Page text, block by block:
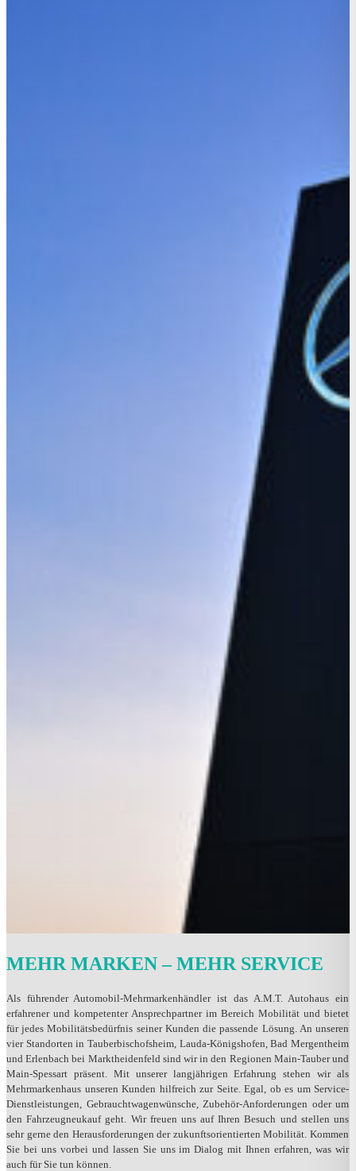
MEHR MARKEN – MEHR SERVICE
Als führender Automobil-Mehrmarkenhändler ist das A.M.T. Autohaus ein
erfahrener und kompetenter Ansprechpartner im Bereich Mobilität und bietet
für jedes Mobilitätsbedürfnis seiner Kunden die passende Lösung. An unseren
vier Standorten in Tauberbischofsheim, Lauda-Königshofen, Bad Mergentheim
und Erlenbach bei Marktheidenfeld sind wir in den Regionen Main-Tauber und
Main-Spessart präsent. Mit unserer langjährigen Erfahrung stehen wir als
Mehrmarkenhaus unseren Kunden hilfreich zur Seite. Egal, ob es um Service-
Dienstleistungen, Gebrauchtwagenwünsche, Zubehör-Anforderungen oder um
den Fahrzeugneukauf geht. Wir freuen uns auf Ihren Besuch und stellen uns
sehr gerne den Herausforderungen der zukunftsorientierten Mobilität. Kommen
Sie bei uns vorbei und lassen Sie uns im Dialog mit Ihnen erfahren, was wir
auch für Sie tun können.